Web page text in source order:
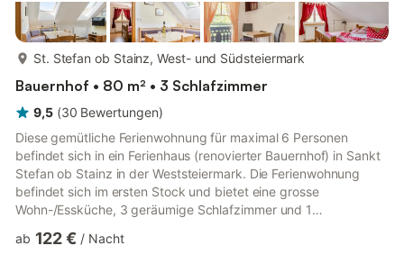
mehr...
St. Stefan ob Stainz, West- und Südsteiermark
Bauernhof • 80 m² • 3 Schlafzimmer
9,5 (30 Bewertungen)
Diese gemütliche Ferienwohnung für maximal 6 Personen
befindet sich in ein Ferienhaus (renovierter Bauernhof) in Sankt
Stefan ob Stainz in der Weststeiermark. Die Ferienwohnung
befindet sich im ersten Stock und bietet eine grosse
Wohn-/Essküche, 3 geräumige Schlafzimmer und 1
Verfügung und parken kann man direkt beim Haus. Sankt
ab 122 € / Nacht